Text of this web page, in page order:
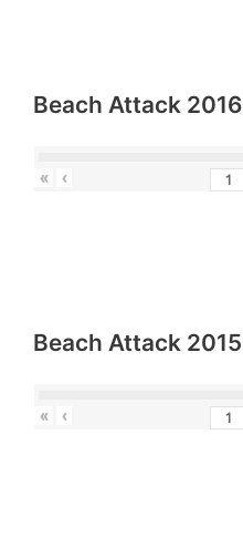
Beach Attack 2016
« ‹
Beach Attack 2015
« ‹